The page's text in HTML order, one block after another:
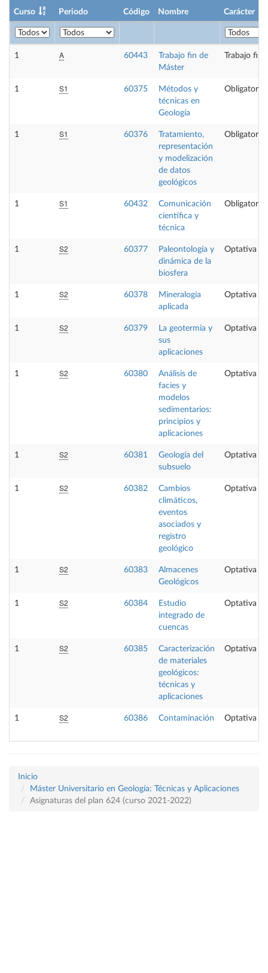
Curso Periodo Código Nombre Carácter
1 A 60443
Trabajo fin de
Máster
Trabajo fin
1 S1 60375
Métodos y
técnicas en
Geología
Obligatoria
1 S1 60376
Tratamiento,
representación
y modelización
de datos
geológicos
Obligatoria
1 S1 60432
Comunicación
científica y
técnica
Obligatoria
1 S2 60377
Paleontología y
dinámica de la
biosfera
Optativa
1 S2 60378
Mineralogía
aplicada
Optativa
1 S2 60379
La geotermia y
sus
aplicaciones
Optativa
1 S2 60380
Análisis de
facies y
modelos
sedimentarios:
principios y
aplicaciones
Optativa
1 S2 60381
Geología del
subsuelo
Optativa
1 S2 60382
Cambios
climáticos,
eventos
asociados y
registro
geológico
Optativa
1 S2 60383
Almacenes
Geológicos
Optativa
1 S2 60384
Estudio
integrado de
cuencas
Optativa
1 S2 60385
Caracterización
de materiales
geológicos:
técnicas y
aplicaciones
Optativa
1 S2 60386 Contaminación Optativa
Inicio
Máster Universitario en Geología: Técnicas y Aplicaciones
Asignaturas del plan 624 (curso 2021-2022)